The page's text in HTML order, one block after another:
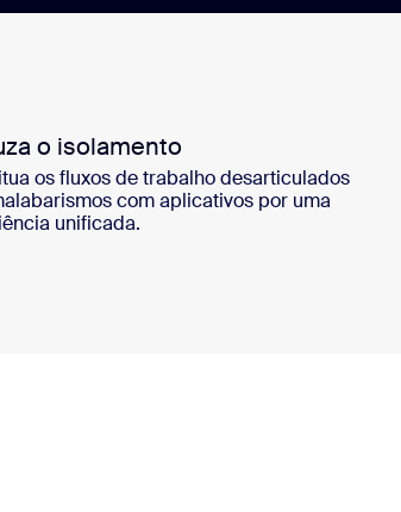
o isolamento
os fluxos de trabalho desarticulados
com aplicativos por uma
unificada.